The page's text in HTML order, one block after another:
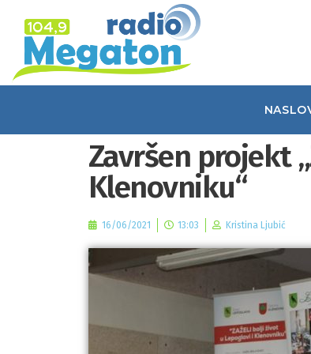
Završen projekt
Klenovniku“
16/06/2021 13:03 Kristina Ljubić